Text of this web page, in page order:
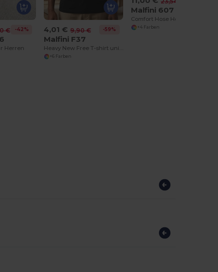
€ -42%
Herren
4,01 € 9,90 € -59%
Malfini F37
+6 Farben
Malfini 607
+4 Farben